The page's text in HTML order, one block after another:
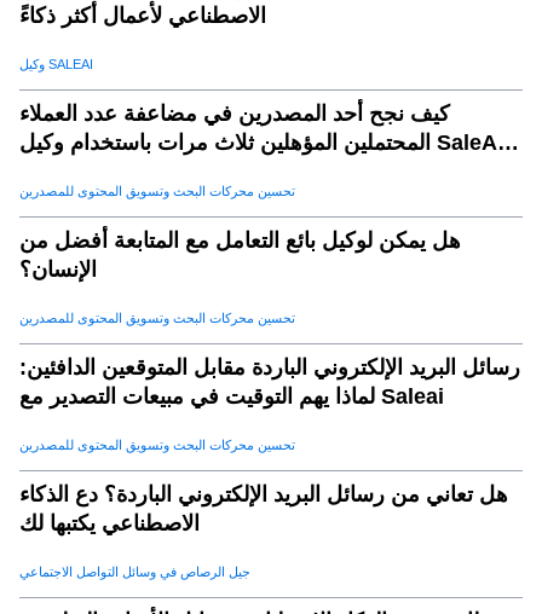
الاصطناعي لأعمال أكثر ذكاءً
وكيل SALEAI
كيف نجح أحد المصدرين في مضاعفة عدد العملاء
المحتملين المؤهلين ثلاث مرات باستخدام وكيل SaleAI
تحسين محركات البحث وتسويق المحتوى للمصدرين
هل يمكن لوكيل بائع التعامل مع المتابعة أفضل من
الإنسان؟
تحسين محركات البحث وتسويق المحتوى للمصدرين
رسائل البريد الإلكتروني الباردة مقابل المتوقعين الدافئين:
لماذا يهم التوقيت في مبيعات التصدير مع Saleai
تحسين محركات البحث وتسويق المحتوى للمصدرين
هل تعاني من رسائل البريد الإلكتروني الباردة؟ دع الذكاء
الاصطناعي يكتبها لك
جيل الرصاص في وسائل التواصل الاجتماعي